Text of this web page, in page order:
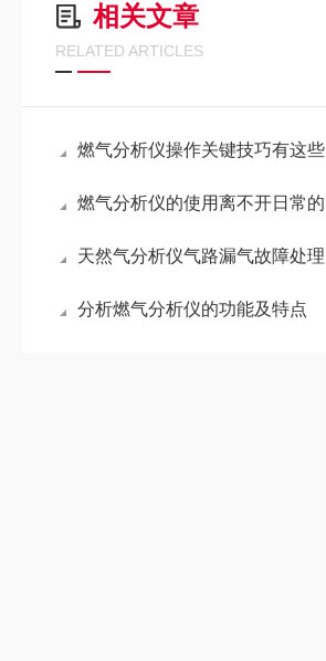
相关文章
RELATED ARTICLES
燃气分析仪操作关键技巧有这些
燃气分析仪的使用离不开日常的保养！
天然气分析仪气路漏气故障处理方法
分析燃气分析仪的功能及特点